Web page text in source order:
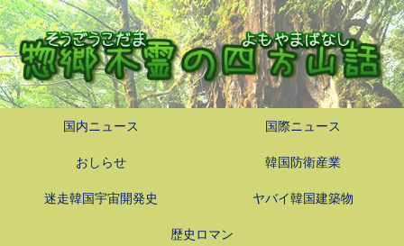
国内ニュース 国際ニュース
おしらせ 韓国防衛産業
迷走韓国宇宙開発史 ヤバイ韓国建築物
歴史ロマン